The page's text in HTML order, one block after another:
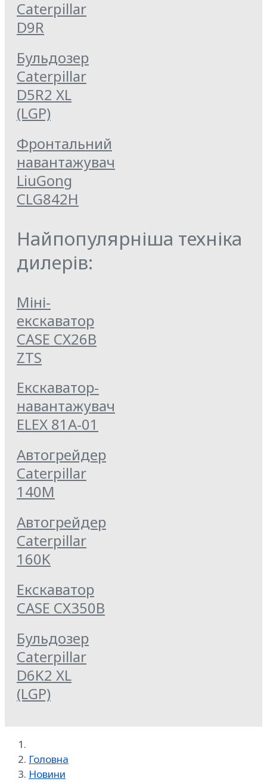
Caterpillar
D9R
Бульдозер
Caterpillar
D5R2 XL
(LGP)
Фронтальний
навантажувач
LiuGong
CLG842H
Найпопулярніша техніка
дилерів:
Міні-
екскаватор
CASE CX26B
ZTS
Екскаватор-
навантажувач
ELEX 81А-01
Автогрейдер
Caterpillar
140M
Автогрейдер
Caterpillar
160K
Екскаватор
CASE CX350B
Бульдозер
Caterpillar
D6K2 XL
(LGP)
Головна
Новини